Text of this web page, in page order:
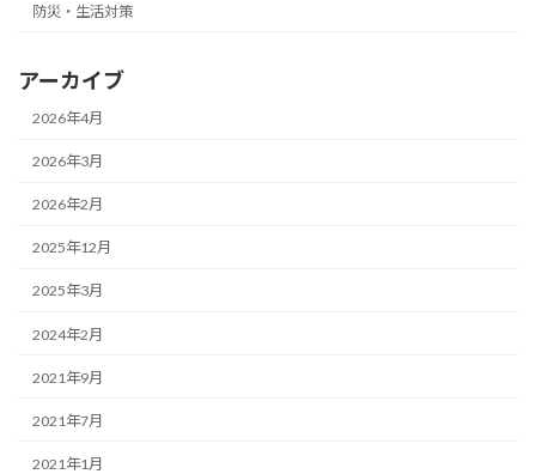
防災・生活対策
アーカイブ
2026年4月
2026年3月
2026年2月
2025年12月
2025年3月
2024年2月
2021年9月
2021年7月
2021年1月